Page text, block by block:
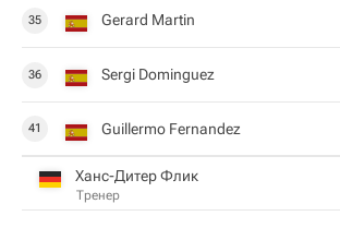
35 Gerard Martin
36 Sergi Dominguez
41 Guillermo Fernandez
Ханс-Дитер Флик
Тренер